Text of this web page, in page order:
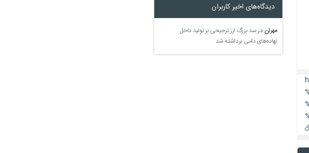
دیدگاه‌های اخیر کاربران
مهراندرسد بزرگ ارز ترجیحی بر تولید داخل
نهاده‌های دامی برداشته شد